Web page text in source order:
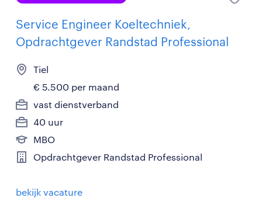
Service Engineer Koeltechniek,
Opdrachtgever Randstad Professional
Tiel
€ 5.500 per maand
vast dienstverband
40 uur
MBO
Opdrachtgever Randstad Professional
bekijk vacature